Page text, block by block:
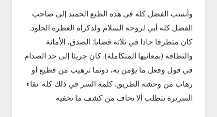
وأنسب الفضل كله في هذه الطبع الحميد إلى صاحب
الفضل كله أبي لروحه السلام ولذكراه العطرة الخلود.
كان متطرفا حادا في ثلاثة قضايا: الصدق، الأمانة
والنظافة (بمعانيها المتكاملة). كان جريئا إلى حد الصدام
في قول وفعل ما يؤمن به، دونما ترهيب من قطيع أو
رهاب من وحشة الطريق. كلمة السر في ذلك كله: نقاء
السريرة يتطلب ألا تخاف من كشف ما تخفيه.